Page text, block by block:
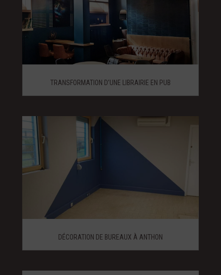
TRANSFORMATION D’UNE LIBRAIRIE EN PUB
DÉCORATION DE BUREAUX À ANTHON